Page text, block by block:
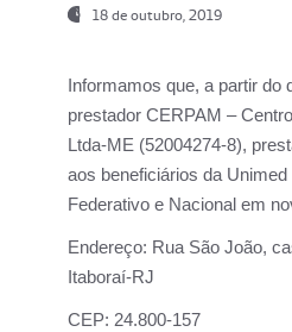
18 de outubro, 2019
Informamos que, a partir do
prestador CERPAM –
Ltda-ME (52004274-8),
aos beneficiários da Unimed
Federativo e Nacional em
Endereço: Rua São João,
Itaboraí-RJ
CEP: 24.800-157